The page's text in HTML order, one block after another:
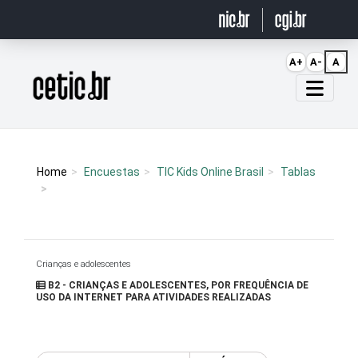
Página inicial
Home Encuestas TIC Kids Online Brasil Tablas
Crianças e adolescentes
B2 - CRIANÇAS E ADOLESCENTES, POR FREQUÊNCIA DE
USO DA INTERNET PARA ATIVIDADES REALIZADAS
A+ A- A